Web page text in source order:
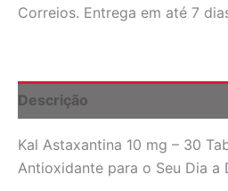
30
para
Sua
no
Brasil
Correios. Entrega em até 7
Descrição
Kal Astaxantina 10 mg – 30
Antioxidante para o Seu Dia a